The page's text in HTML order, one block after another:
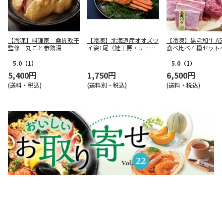
【冷凍】料理家 桑折敦子
監修 丸ごと参鶏湯
5.0 （1）
5,400円
(送料・税込)
【冷凍】北海道産オオズワ
イ姿1尾（鮭工房・サーモ
1,750円
(送料別・税込)
【冷凍】黒毛和牛
食べ比べ４種セッ
5.0 （1）
6,500円
(送料・税込)